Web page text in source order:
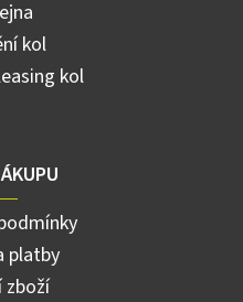
kol
kol
platby
zboží